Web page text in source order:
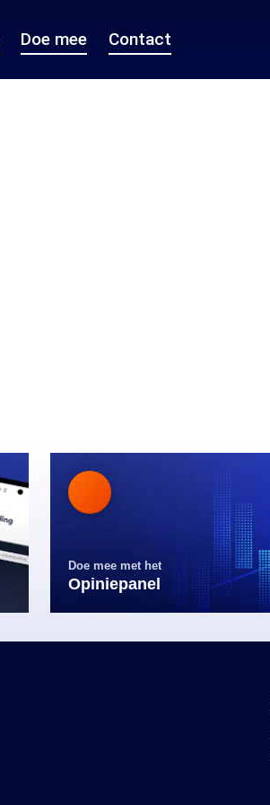
Doe mee Contact
Doe mee met het
Opiniepanel